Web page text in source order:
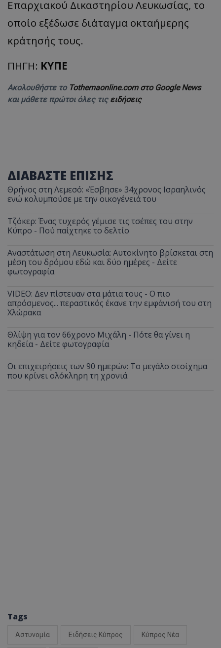
Επαρχιακού Δικαστηρίου Λευκωσίας, το
οποίο εξέδωσε διάταγμα οκταήμερης
κράτησής τους.
ΠΗΓΗ: ΚΥΠΕ
Ακολουθήστε το Tothemaonline.com στο Google News
και μάθετε πρώτοι όλες τις ειδήσεις
ΔΙΑΒΑΣΤΕ ΕΠΙΣΗΣ
Θρήνος στη Λεμεσό: «Έσβησε» 34χρονος Ισραηλινός
ενώ κολυμπούσε με την οικογένειά του
Τζόκερ: Ένας τυχερός γέμισε τις τσέπες του στην
Κύπρο - Πού παίχτηκε το δελτίο
Αναστάτωση στη Λευκωσία: Αυτοκίνητο βρίσκεται στη
μέση του δρόμου εδώ και δύο ημέρες - Δείτε
φωτογραφία
VIDEO: Δεν πίστευαν στα μάτια τους - Ο πιο
απρόσμενος... περαστικός έκανε την εμφάνισή του στη
Χλώρακα
Θλίψη για τον 66χρονο Μιχάλη - Πότε θα γίνει η
κηδεία - Δείτε φωτογραφία
Οι επιχειρήσεις των 90 ημερών: Το μεγάλο στοίχημα
που κρίνει ολόκληρη τη χρονιά
Tags
Αστυνομία Ειδήσεις Κύπρος Κύπρος Νέα